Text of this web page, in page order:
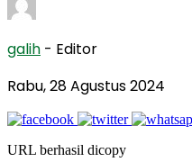
galih - Editor
Rabu, 28 Agustus 2024
URL berhasil dicopy